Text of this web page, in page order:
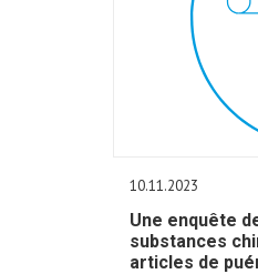
10.11.2023
Une enquête
substances
articles de